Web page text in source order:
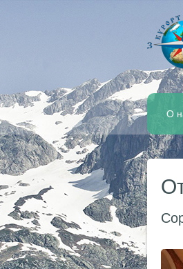
О